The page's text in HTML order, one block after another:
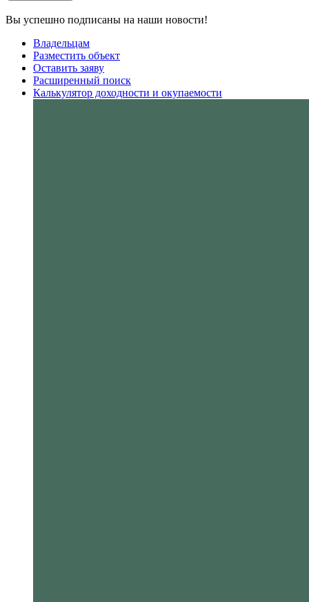
Вы успешно подписаны на наши новости!
Владельцам
Разместить объект
Оставить заяву
Расширенный поиск
Калькулятор доходности и окупаемости